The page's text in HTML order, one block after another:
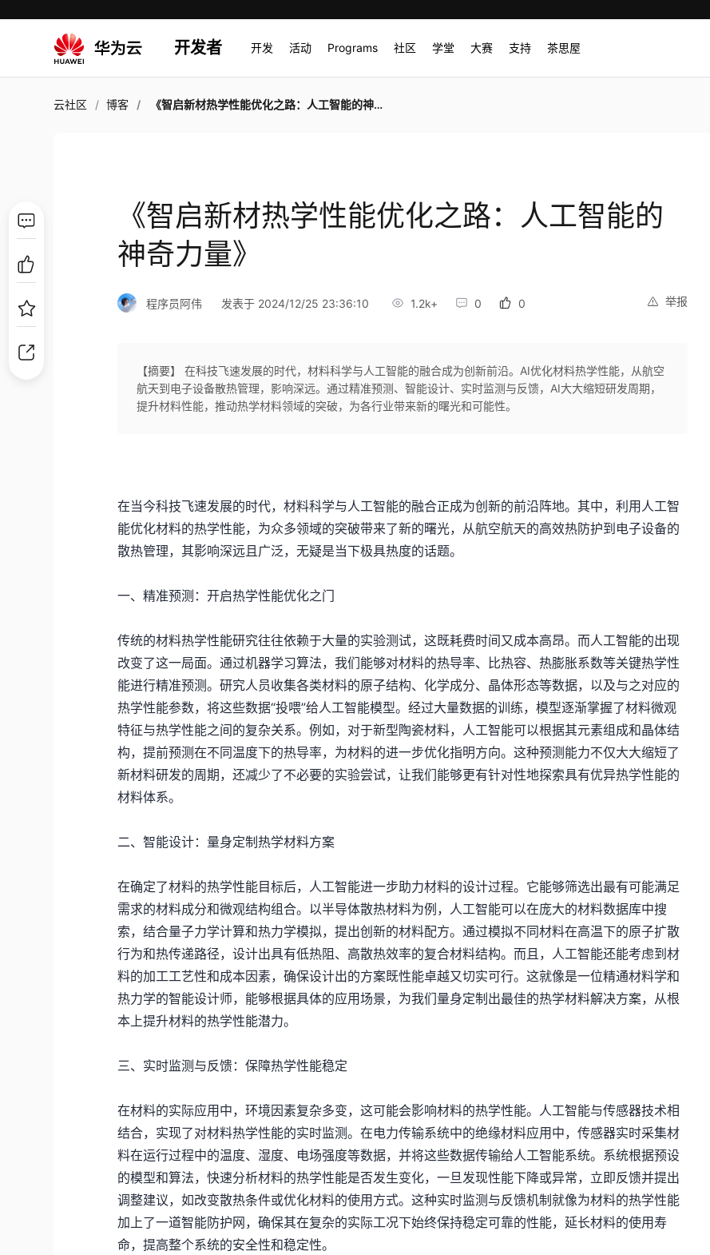
开发者 开发 活动 Programs 社区 学堂 大赛 支持 茶思屋
云社区 博客 《智启新材热学性能优化之路：人工智能的神奇力量》
《智启新材热学性能优化之路：人工智能的
神奇力量》
举报
程序员阿伟 发表于 2024/12/25 23:36:10 1.2k+ 0 0
【摘要】 在科技飞速发展的时代，材料科学与人工智能的融合成为创新前沿。AI优化材料热学性能，从航空
航天到电子设备散热管理，影响深远。通过精准预测、智能设计、实时监测与反馈，AI大大缩短研发周期，
提升材料性能，推动热学材料领域的突破，为各行业带来新的曙光和可能性。
在当今科技飞速发展的时代，材料科学与人工智能的融合正成为创新的前沿阵地。其中，利用人工智
能优化材料的热学性能，为众多领域的突破带来了新的曙光，从航空航天的高效热防护到电子设备的
散热管理，其影响深远且广泛，无疑是当下极具热度的话题。
一、精准预测：开启热学性能优化之门
传统的材料热学性能研究往往依赖于大量的实验测试，这既耗费时间又成本高昂。而人工智能的出现
改变了这一局面。通过机器学习算法，我们能够对材料的热导率、比热容、热膨胀系数等关键热学性
能进行精准预测。研究人员收集各类材料的原子结构、化学成分、晶体形态等数据，以及与之对应的
热学性能参数，将这些数据“投喂”给人工智能模型。经过大量数据的训练，模型逐渐掌握了材料微观
特征与热学性能之间的复杂关系。例如，对于新型陶瓷材料，人工智能可以根据其元素组成和晶体结
构，提前预测在不同温度下的热导率，为材料的进一步优化指明方向。这种预测能力不仅大大缩短了
新材料研发的周期，还减少了不必要的实验尝试，让我们能够更有针对性地探索具有优异热学性能的
材料体系。
二、智能设计：量身定制热学材料方案
在确定了材料的热学性能目标后，人工智能进一步助力材料的设计过程。它能够筛选出最有可能满足
需求的材料成分和微观结构组合。以半导体散热材料为例，人工智能可以在庞大的材料数据库中搜
索，结合量子力学计算和热力学模拟，提出创新的材料配方。通过模拟不同材料在高温下的原子扩散
行为和热传递路径，设计出具有低热阻、高散热效率的复合材料结构。而且，人工智能还能考虑到材
料的加工工艺性和成本因素，确保设计出的方案既性能卓越又切实可行。这就像是一位精通材料学和
热力学的智能设计师，能够根据具体的应用场景，为我们量身定制出最佳的热学材料解决方案，从根
本上提升材料的热学性能潜力。
三、实时监测与反馈：保障热学性能稳定
在材料的实际应用中，环境因素复杂多变，这可能会影响材料的热学性能。人工智能与传感器技术相
结合，实现了对材料热学性能的实时监测。在电力传输系统中的绝缘材料应用中，传感器实时采集材
料在运行过程中的温度、湿度、电场强度等数据，并将这些数据传输给人工智能系统。系统根据预设
的模型和算法，快速分析材料的热学性能是否发生变化，一旦发现性能下降或异常，立即反馈并提出
调整建议，如改变散热条件或优化材料的使用方式。这种实时监测与反馈机制就像为材料的热学性能
加上了一道智能防护网，确保其在复杂的实际工况下始终保持稳定可靠的性能，延长材料的使用寿
命，提高整个系统的安全性和稳定性。